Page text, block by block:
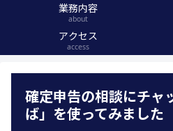
業務内容
about
アクセス
access
確定申告の相談にチャ
ば」を使ってみまし